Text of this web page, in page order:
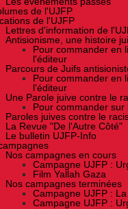
de l'UJFP
de l'UJFP
Lettres d'information de
Antisionisme, une histoire
Pour commander en
l'éditeur
Parcours de Juifs
Pour commander en
l'éditeur
Une Parole juive contre le
Pour commander
Paroles juives contre le
La Revue "De l'Autre Côté"
Le bulletin UJFP-Info
Nos campagnes en cours
Campagne UJFP :
Film Yallah Gaza
Nos campagnes terminées
Campagne UJFP :
Campagne UJFP :